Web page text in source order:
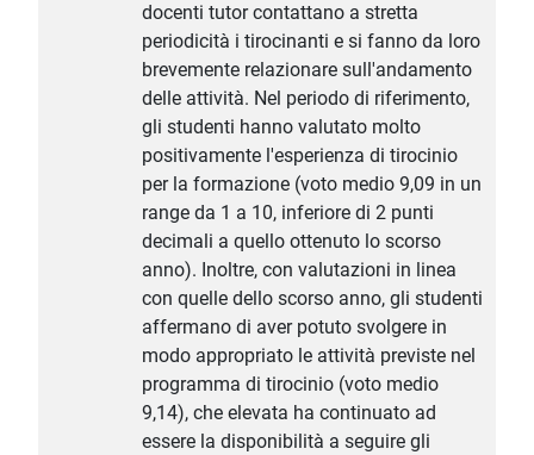
docenti tutor contattano a stretta
periodicità i tirocinanti e si fanno da loro
brevemente relazionare sull'andamento
delle attività. Nel periodo di riferimento,
gli studenti hanno valutato molto
positivamente l'esperienza di tirocinio
per la formazione (voto medio 9,09 in un
range da 1 a 10, inferiore di 2 punti
decimali a quello ottenuto lo scorso
anno). Inoltre, con valutazioni in linea
con quelle dello scorso anno, gli studenti
affermano di aver potuto svolgere in
modo appropriato le attività previste nel
programma di tirocinio (voto medio
9,14), che elevata ha continuato ad
essere la disponibilità a seguire gli